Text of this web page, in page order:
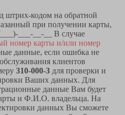
штрих-кодом на обратной
при получении карты,
___-__-__ В случае
номер карты и/или номер
данные, если ошибка не
клиентов
310-000-3 для проверки и
Ваших данных. Для
данные Вам будет
и Ф.И.О. владельца. На
данных Вы сможете